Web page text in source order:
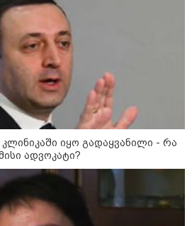
ირაკლი მელაშვილი - როგორც კი
ოპოზიციამ რეგიონებში გასვლა
დაიწყო, „ოცნებამ“ რეგიონებზე
გადაიტანა სიმძიმის ცენტრი,
მდინარაძეს პოლიტიკური ფუნქცია
ექნება: არჩევნებისთვის
მოამზადოს საქართველო - მათი
ამოცანაა, მაქსიმალური
უზრუნველყოფა ოპოზიციის
დასაქსაქსად
იყო გადაყვანილი - რა
ადვოკატი?